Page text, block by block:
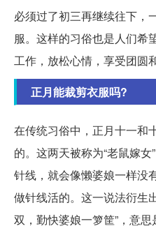
必须过了初三再继续往下，
服。这样的习俗也是人们希
工作，放松心情，享受团圆
正月能裁剪衣服吗?
在传统习俗中，正月十一和
的。这两天被称为“老鼠嫁
针线，就会像懒婆娘一样没
做针线活的。这一说法衍生
双，勤快婆娘一箩筐”，意